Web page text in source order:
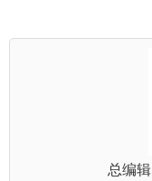
总编